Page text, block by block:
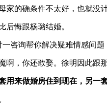
家的确条件不太好，也就没
后悔跟杨璐结婚。
一咨询帮你解决疑难情感问题
啊，你还敢娶。徐明因此跟
用来做婚房住到现在，另一